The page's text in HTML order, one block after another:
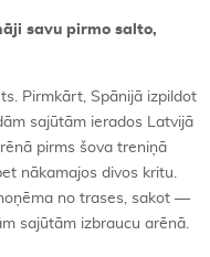
savu pirmo salto,
Pirmkārt, Spānijā izpildot
sajūtām ierados Latvijā
pirms šova treniņā
nākamajos divos kritu.
no trases, sakot —
sajūtām izbraucu arēnā.